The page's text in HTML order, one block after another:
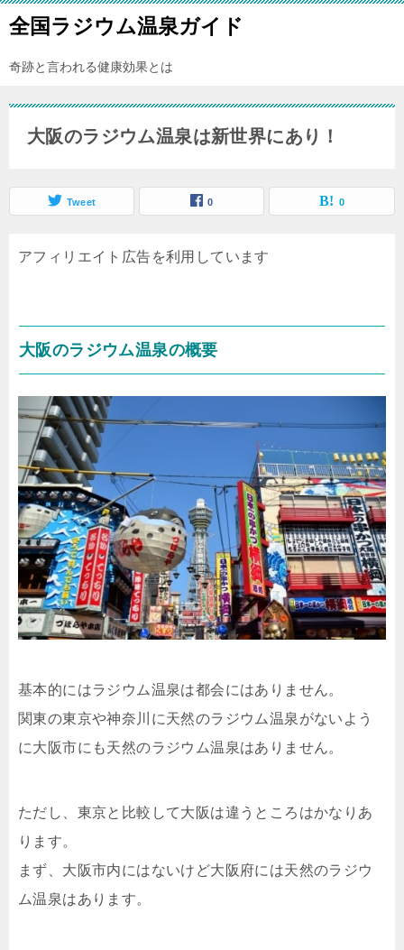
全国ラジウム温泉ガイド
奇跡と言われる健康効果とは
大阪のラジウム温泉は新世界にあり！
Tweet 0 0
アフィリエイト広告を利用しています
大阪のラジウム温泉の概要
基本的にはラジウム温泉は都会にはありません。
関東の東京や神奈川に天然のラジウム温泉がないよう
に大阪市にも天然のラジウム温泉はありません。
ただし、東京と比較して大阪は違うところはかなりあ
ります。
まず、大阪市内にはないけど大阪府には天然のラジウ
ム温泉はあります。